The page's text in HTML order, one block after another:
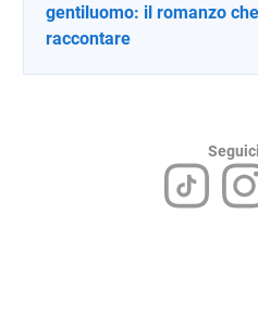
gentiluomo: il romanzo
raccontare